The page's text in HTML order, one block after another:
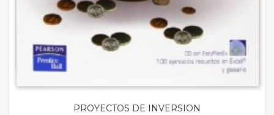
PROYECTOS DE INVERSION